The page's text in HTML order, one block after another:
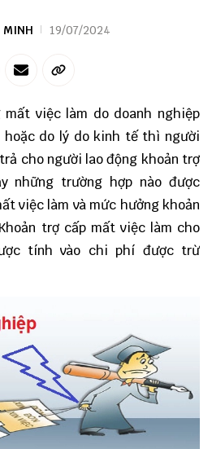
MINH 19/07/2024
mất việc làm do doanh nghiệp
hoặc do lý do kinh tế thì người
cho người lao động khoản trợ
những trường hợp nào được
việc làm và mức hưởng khoản
trợ cấp mất việc làm cho
tính vào chi phí được trừ